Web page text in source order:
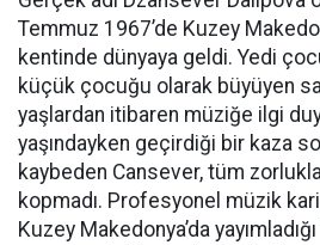
Temmuz 1967’de Kuzey
kentinde dünyaya geldi. Yedi
küçük çocuğu olarak büyüyen
yaşlardan itibaren müziğe ilgi
yaşındayken geçirdiği bir kaza
kaybeden Cansever, tüm
kopmadı. Profesyonel müzik
Kuzey Makedonya’da